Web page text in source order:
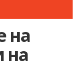
на
на